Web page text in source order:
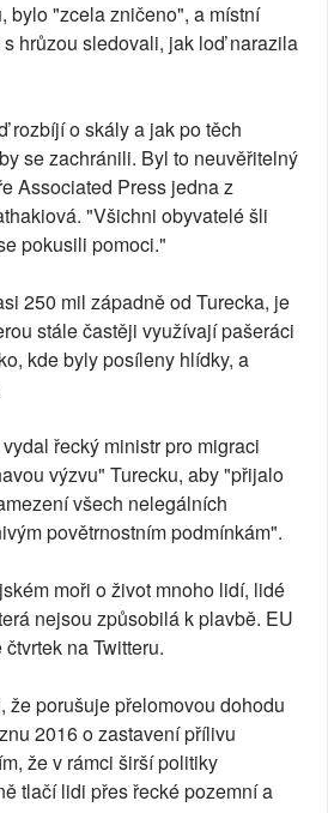
bylo "zcela zničeno", a místní
hrůzou sledovali, jak loď narazila
rozbíjí o skály a jak po těch
se zachránili. Byl to neuvěřitelný
Associated Press jedna z
"Všichni obyvatelé šli
pokusili pomoci."
250 mil západně od Turecka, je
stále častěji využívají pašeráci
kde byly posíleny hlídky, a
řecký ministr pro migraci
výzvu" Turecku, aby "přijalo
všech nelegálních
povětrnostním podmínkám".
moři o život mnoho lidí, lidé
nejsou způsobilá k plavbě. EU
na Twitteru.
že porušuje přelomovou dohodu
2016 o zastavení přílivu
že v rámci širší politiky
tlačí lidi přes řecké pozemní a